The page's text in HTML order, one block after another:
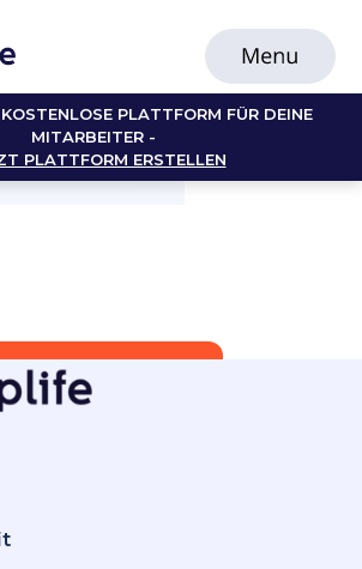
PLATTFORM FÜR DEINE
MITARBEITER -
PLATTFORM ERSTELLEN
Jetzt Mitglied werden